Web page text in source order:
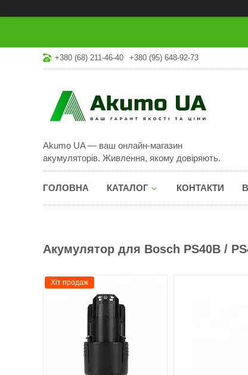
+380 (68) 211-46-40 +380 (95) 648-92-73
Akumo UA — ваш онлайн-магазин
акумуляторів. Живлення, якому довіряють.
ГОЛОВНА КАТАЛОГ КОНТАКТИ
Акумулятор для Bosch PS40B /
Хіт продаж